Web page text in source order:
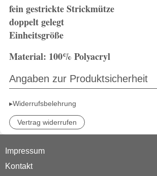
fein gestrickte Strickmütze
doppelt gelegt
Einheitsgröße
Material: 100% Polyacryl
Angaben zur Produktsicherheit
▸Widerrufsbelehrung
Vertrag widerrufen
Impressum
Kontakt